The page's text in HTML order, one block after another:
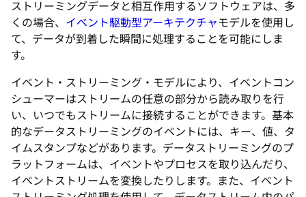
ストリーミングデータと相互作用するソフトウェアは、多
くの場合、 イベント駆動型アーキテクチャモデルを使用し
て、データが到着した瞬間に処理することを可能にしま
す。
イベント・ストリーミング・モデルにより、イベントコン
シューマーはストリームの任意の部分から読み取りを行
い、いつでもストリームに接続することができます。基本
的なデータストリーミングのイベントには、キー、値、タ
イムスタンプなどがあります。データストリーミングのプ
ラットフォームは、イベントやプロセスを取り込んだり、
イベントストリームを変換したりします。また、イベント